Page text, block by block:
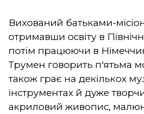
Вихований батьками-
отримавши освіту в
потім працюючи в
Трумен говорить п'ятьма
також грає на декількох
інструментах й дуже
акриловий живопис,